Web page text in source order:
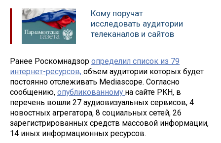
Кому поручат
исследовать аудитории
телеканалов и сайтов
Ранее Роскомнадзор определил список из 79
интернет-ресурсов, объем аудитории которых будет
постоянно отслеживать Mediascope. Согласно
сообщению, опубликованному на сайте РКН, в
перечень вошли 27 аудиовизуальных сервисов, 4
новостных агрегатора, 8 социальных сетей, 26
зарегистрированных средств массовой информации,
14 иных информационных ресурсов.